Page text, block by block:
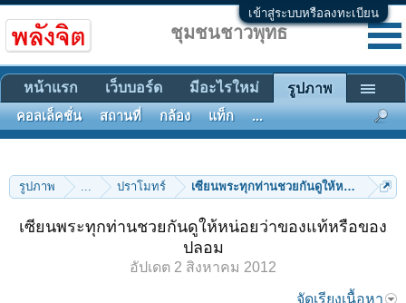
เข้าสู่ระบบหรือลงทะเบียน
รูปภาพ ... ปราโมทร์ เซียนพระทุกท่านชวยกันดูให้หน่อยว่าของ
เซียนพระทุกท่านชวยกันดูให้หน่อยว่าของแท้หรือของ
ปลอม
อัปเดต 2 สิงหาคม 2012
จัดเรียงเนื้อหา
ชุมชนชาวพุทธ
หน้าแรก เว็บบอร์ด มีอะไรใหม่ รูปภาพ
คอลเล็คชั่น สถานที่ กล้อง แท็ก ...